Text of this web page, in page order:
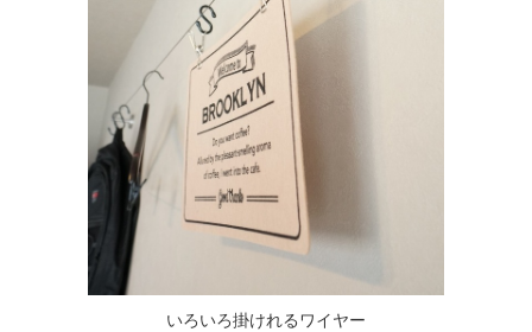
いろいろ掛けれるワイヤー